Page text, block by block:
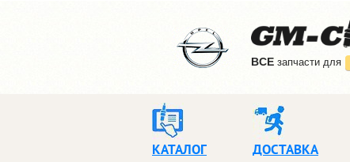
ВCE запчасти для
КАТАЛОГ ДОСТАВКА